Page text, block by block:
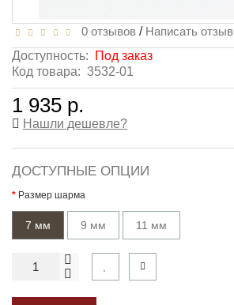
0 отзывов / Написать отзыв
Доступность:
Под заказ
Код товара: 3532-01
1 935 р.
Нашли дешевле?
ДОСТУПНЫЕ ОПЦИИ
Размер шарма
7 мм 9 мм 11 мм